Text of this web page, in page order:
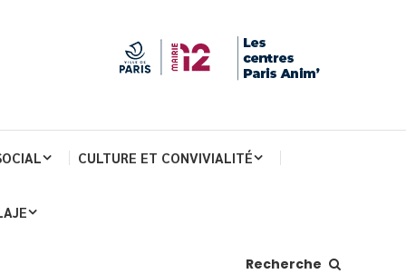
CULTURE ET CONVIVIALITÉ
Recherche